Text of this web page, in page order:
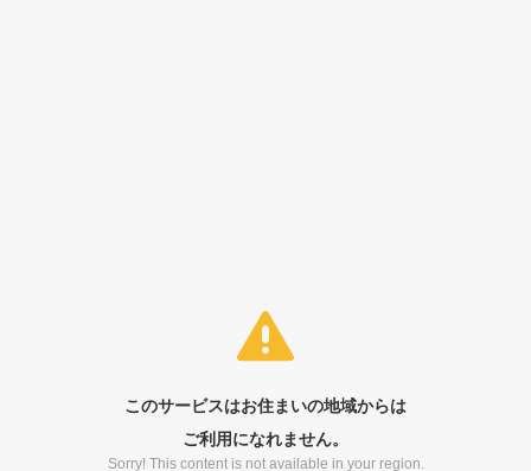
このサービスはお住まいの地域からは
ご利用になれません。
Sorry! This content is not available in your region.